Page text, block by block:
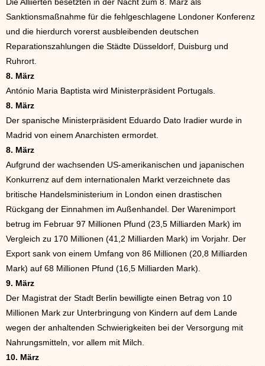
Sanktionsmaßnahme für die fehlgeschlagene Londoner Konferenz
und die hierdurch vorerst ausbleibenden deutschen
Reparationszahlungen die Städte Düsseldorf, Duisburg und
Ruhrort.
8. März
António Maria Baptista wird Ministerpräsident Portugals.
8. März
Der spanische Ministerpräsident Eduardo Dato Iradier wurde in
Madrid von einem Anarchisten ermordet.
8. März
Aufgrund der wachsenden US-amerikanischen und japanischen
Konkurrenz auf dem internationalen Markt verzeichnete das
britische Handelsministerium in London einen drastischen
Rückgang der Einnahmen im Außenhandel. Der Warenimport
betrug im Februar 97 Millionen Pfund (23,5 Milliarden Mark) im
Vergleich zu 170 Millionen (41,2 Milliarden Mark) im Vorjahr. Der
Export sank von einem Umfang von 86 Millionen (20,8 Milliarden
Mark) auf 68 Millionen Pfund (16,5 Milliarden Mark).
9. März
Der Magistrat der Stadt Berlin bewilligte einen Betrag von 10
Millionen Mark zur Unterbringung von Kindern auf dem Lande
wegen der anhaltenden Schwierigkeiten bei der Versorgung mit
Nahrungsmitteln, vor allem mit Milch.
10. März